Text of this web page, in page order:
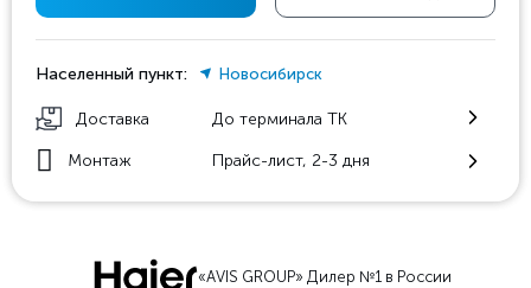
Населенный пункт: Новосибирск
Доставка До терминала ТК
Монтаж Прайс-лист, 2-3 дня
«AVIS GROUP» Дилер №1 в России